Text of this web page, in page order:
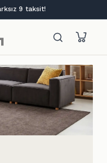
siparişe %10